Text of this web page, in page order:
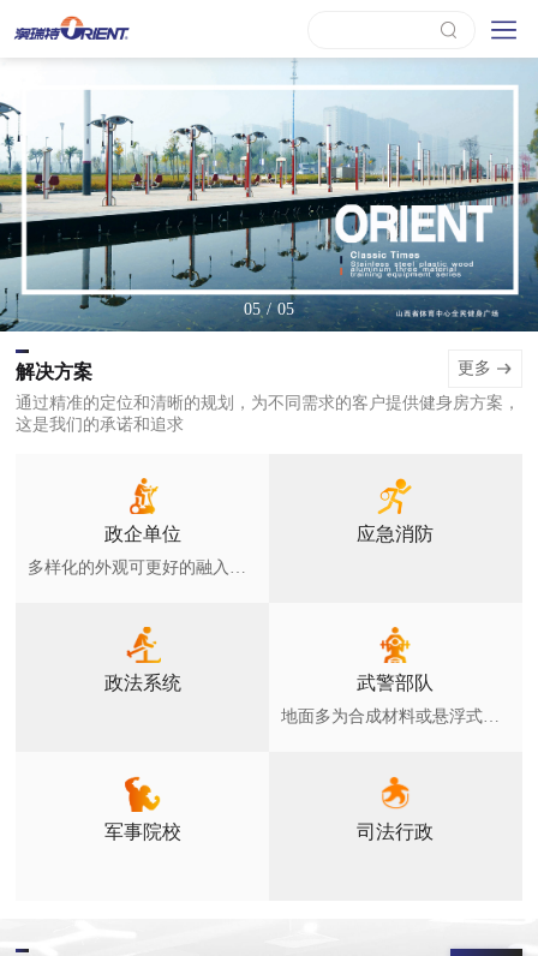
05 / 05
更多
解决方案
通过精准的定位和清晰的规划，为不同需求的客户提供健身房方案，
这是我们的承诺和追求
政企单位
多样化的外观可更好的融入环境，广泛用于各类小区，健身绿地，公园等公众全民健身场所
应急消防
政法系统 武警部队
地面多为合成材料或悬浮式拼装地板和草坪，室外器材符合GB19272-2011要求
军事院校 司法行政